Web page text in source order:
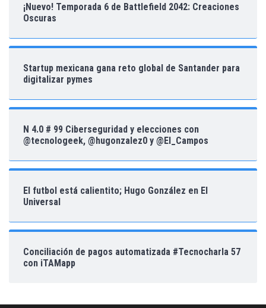
¡Nuevo! Temporada 6 de Battlefield 2042: Creaciones
Oscuras
Startup mexicana gana reto global de Santander para
digitalizar pymes
N 4.0 # 99 Ciberseguridad y elecciones con
@tecnologeek, @hugonzalez0 y @El_Campos
El futbol está calientito; Hugo González en El
Universal
Conciliación de pagos automatizada #Tecnocharla 57
con iTAMapp